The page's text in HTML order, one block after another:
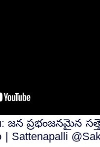
జన ప్రభంజనమైన
| Sattenapalli